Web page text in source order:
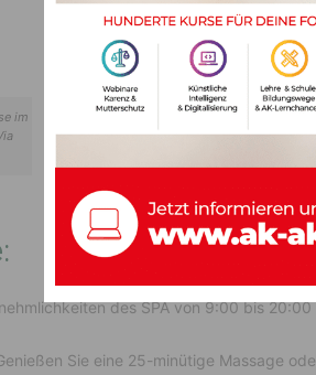
im
des SPA von 9:00 bis
Sie eine 25-minütige Massage